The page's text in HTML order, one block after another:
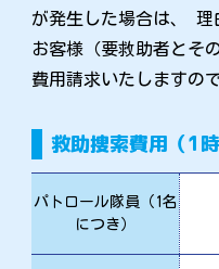
が発生した場合は、 理
お客様（要救助者とそ
費用請求いたしますの
救助捜索費用（1
パトロール隊員（1名
につき）